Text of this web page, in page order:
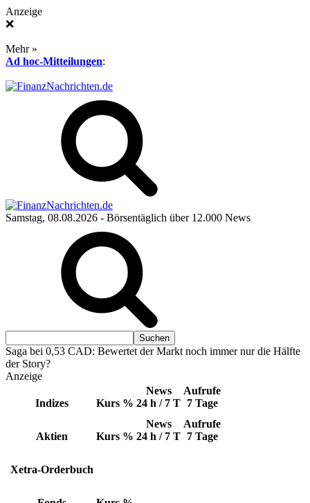
Anzeige
❌
Mehr »
Ad hoc-Mitteilungen:
Samstag, 08.08.2026 - Börsentäglich über 12.000 News
Saga bei 0,53 CAD: Bewertet der Markt noch immer nur die Hälfte
der Story?
Anzeige
Indizes Kurs %
News
24 h / 7 T
Aufrufe
7 Tage
Aktien Kurs %
News
24 h / 7 T
Aufrufe
7 Tage
Xetra-Orderbuch